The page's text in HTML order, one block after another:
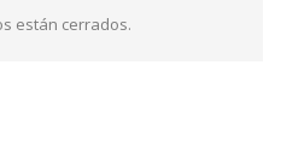
están cerrados.